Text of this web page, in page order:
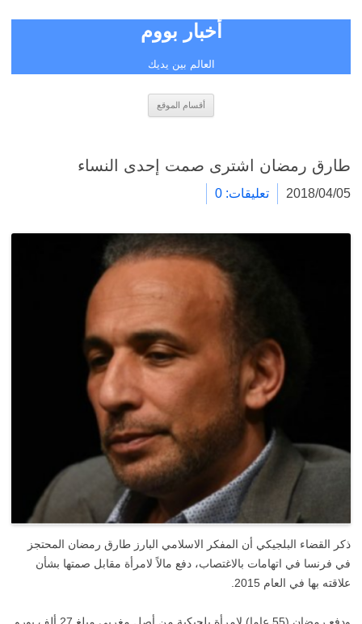
أخبار بووم
العالم بين يديك
أقسام الموقع
طارق رمضان اشترى صمت إحدى النساء
2018/04/05 تعليقات: 0
ذكر القضاء البلجيكي أن المفكر الاسلامي البارز طارق رمضان المحتجز
في فرنسا في اتهامات بالاغتصاب، دفع مالاً لامرأة مقابل صمتها بشأن
علاقته بها في العام 2015.
ودفع رمضان (55 عاما) لامرأة بلجيكية من أصل مغربي مبلغ 27 ألف يورو